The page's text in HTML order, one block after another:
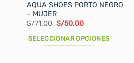
AQUA SHOES PORTO NEGRO
– MUJER
S/71.00 El
original
era:
S/50.00El
actual
es:
SELECCIONAR OPCIONES